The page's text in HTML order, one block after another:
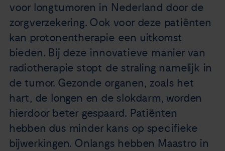
Over ons
Zorgverleners
Contact
voor longtumoren in Nederland door de
zorgverzekering. Ook voor deze patiënten
kan protonentherapie een uitkomst
bieden. Bij deze innovatieve manier van
radiotherapie stopt de straling namelijk in
de tumor. Gezonde organen, zoals het
hart, de longen en de slokdarm, worden
hierdoor beter gespaard. Patiënten
hebben dus minder kans op specifieke
bijwerkingen. Onlangs hebben Maastro in